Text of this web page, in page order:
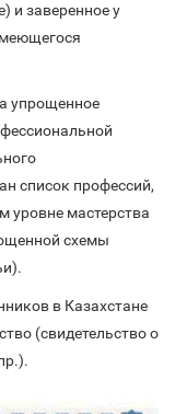
и заверенное у
упрощенное
список профессий,
уровне мастерства
схемы
в Казахстане
(свидетельство о